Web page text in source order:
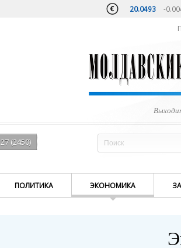
20.0493 -
(2450)
ПОЛИТИКА ЭКОНОМИКА